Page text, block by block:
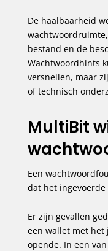
De haalbaarheid
bestand en de
Wachtwoordhints
versnellen, maar
of technisch
MultiBit
Een
dat het
Er zijn gevallen
een wallet met
opende. In een